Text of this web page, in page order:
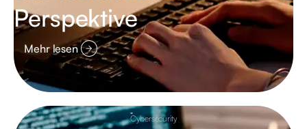
Perspektive
Mehr lesen
Cybersecurity